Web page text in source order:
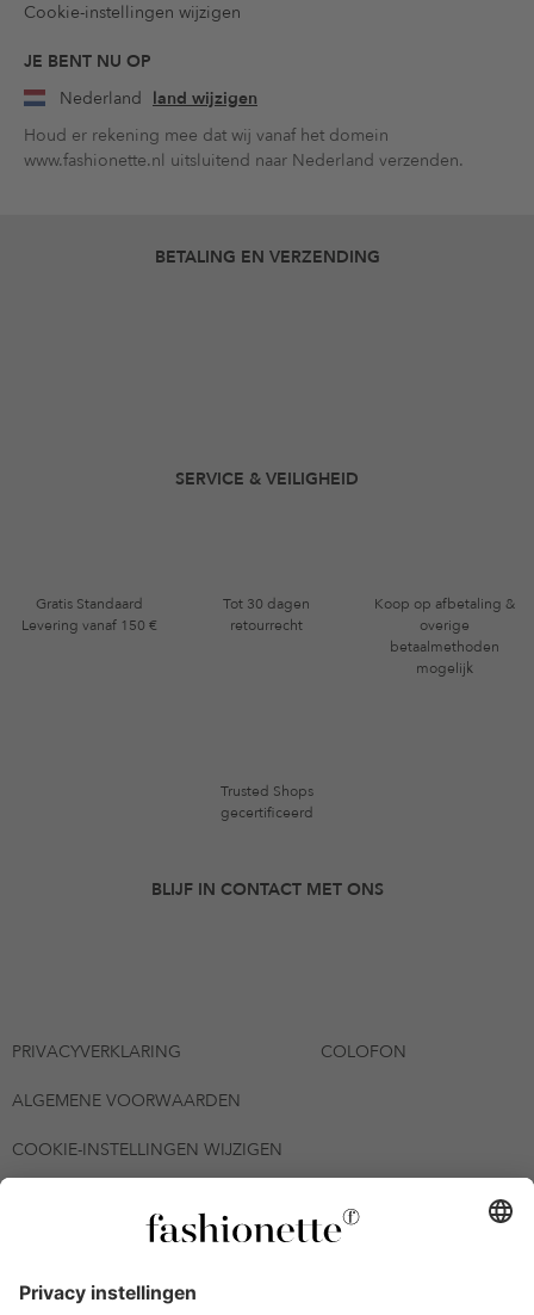
Cookie-instellingen wijzigen
JE BENT NU OP
Nederland land wijzigen
Houd er rekening mee dat wij vanaf het domein
www.fashionette.nl uitsluitend naar Nederland verzenden.
BETALING EN VERZENDING
SERVICE & VEILIGHEID
Gratis Standaard
Levering vanaf 150 €
Tot 30 dagen
retourrecht
Koop op afbetaling &
overige
betaalmethoden
mogelijk
Trusted Shops
gecertificeerd
BLIJF IN CONTACT MET ONS
PRIVACYVERKLARING COLOFON
ALGEMENE VOORWAARDEN
COOKIE-INSTELLINGEN WIJZIGEN
© 2026 - fashionette Plattform GmbH
inwisselbaar op alle artikelen op de pagina
fashionette.nl/selected-styles. De voorwaarden zoals vastgelegd in